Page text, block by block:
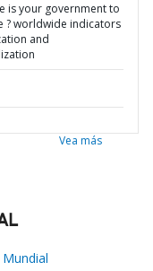
is your government to
? worldwide indicators
and
Vea más